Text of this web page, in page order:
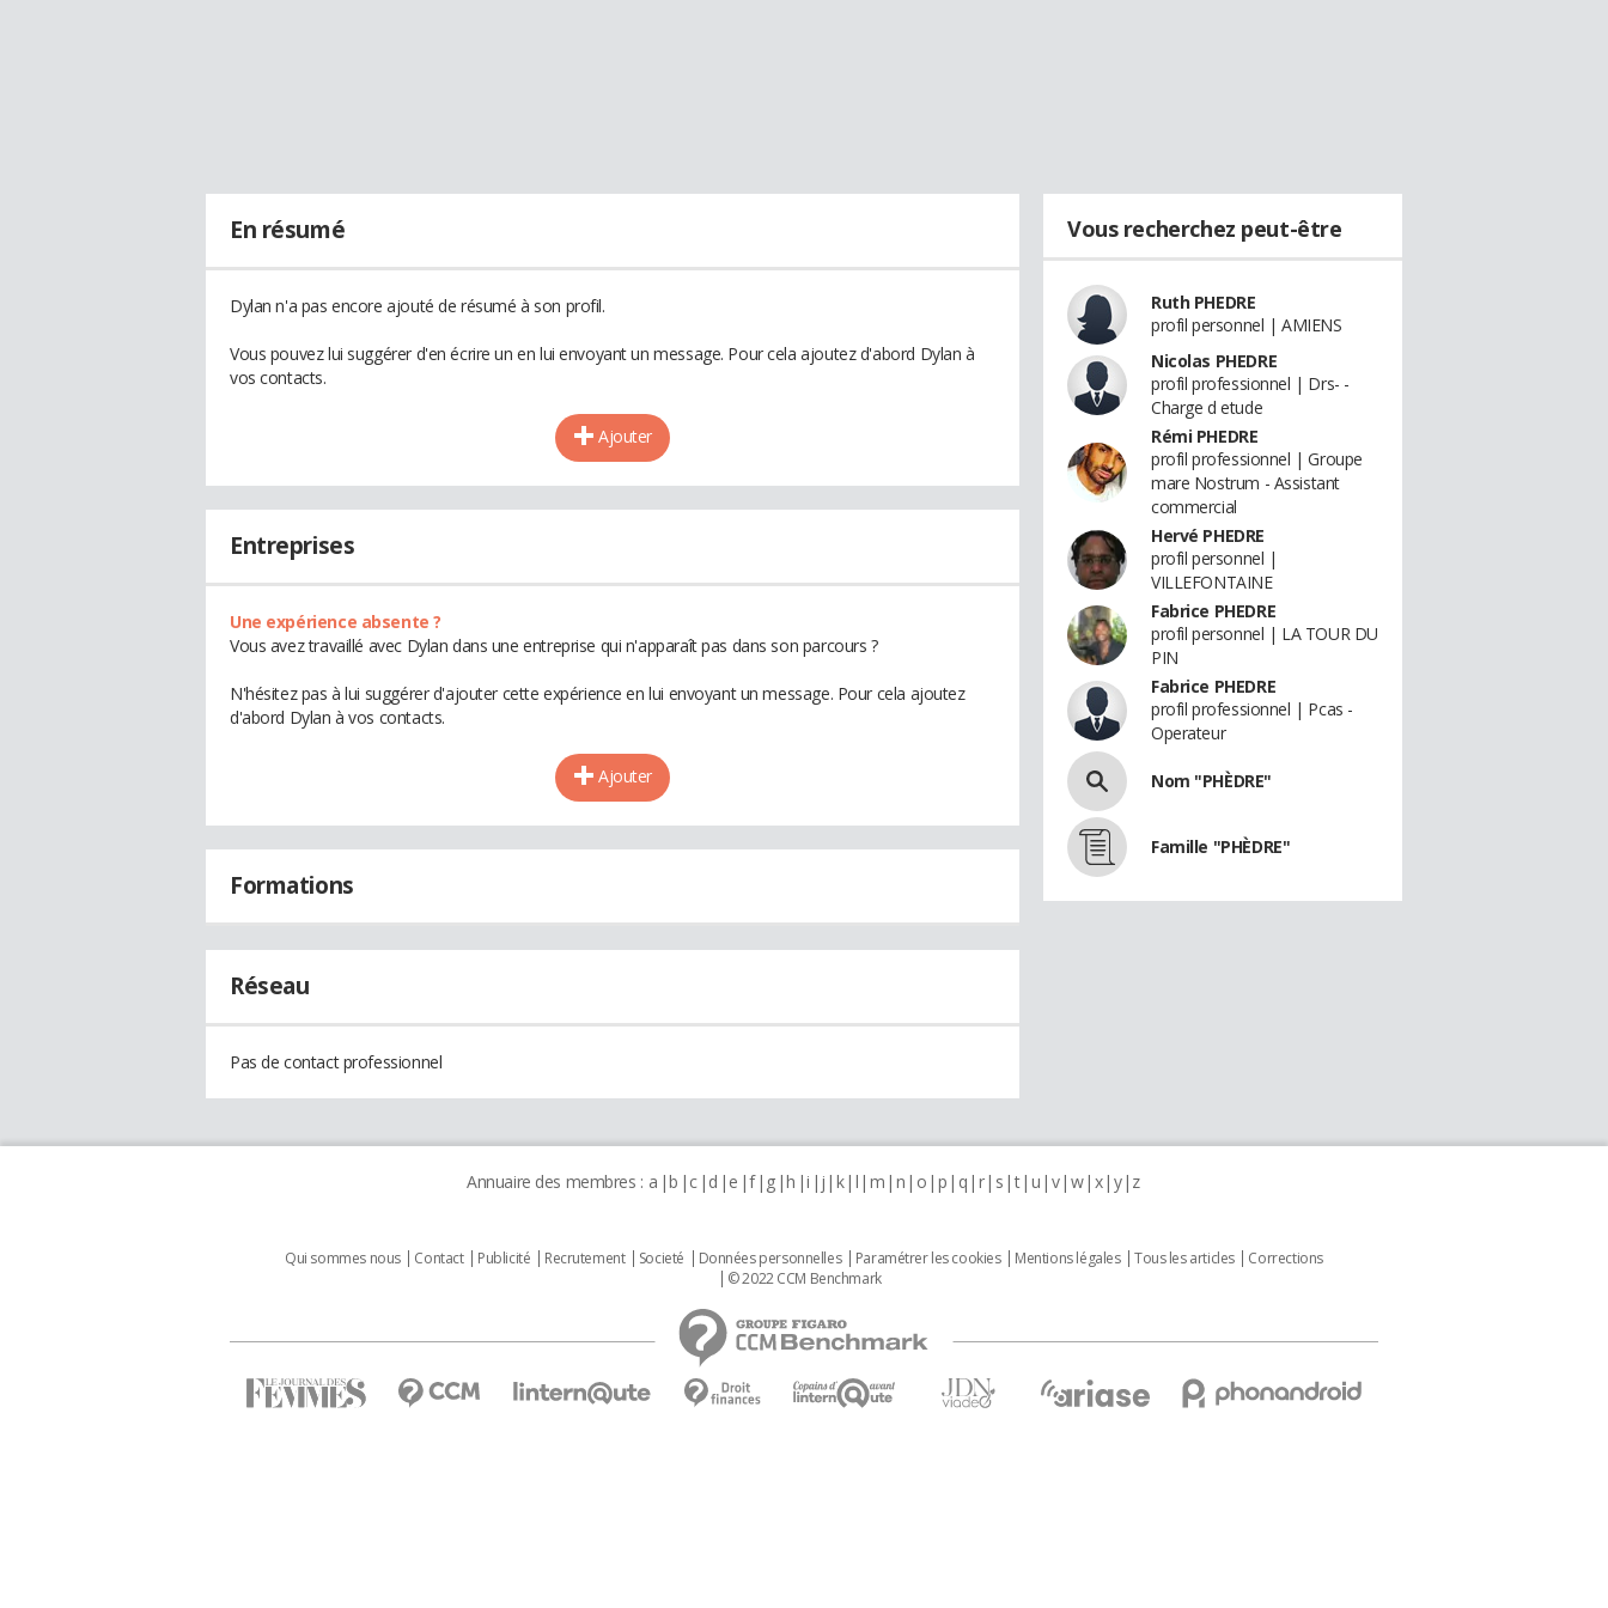
En résumé
Dylan n'a pas encore ajouté de résumé à son profil.
Vous pouvez lui suggérer d'en écrire un en lui envoyant un message. Pour cela ajoutez d'abord Dylan à
vos contacts.
Ajouter
Entreprises
Une expérience absente ?
Vous avez travaillé avec Dylan dans une entreprise qui n'apparaît pas dans son parcours ?
N'hésitez pas à lui suggérer d'ajouter cette expérience en lui envoyant un message. Pour cela ajoutez
d'abord Dylan à vos contacts.
Ajouter
Formations
Réseau
Pas de contact professionnel
Vous recherchez peut-être
Ruth PHEDRE
profil personnel | AMIENS
Nicolas PHEDRE
profil professionnel | Drs- -
Charge d etude
Rémi PHEDRE
profil professionnel | Groupe
mare Nostrum - Assistant
commercial
Hervé PHEDRE
profil personnel |
VILLEFONTAINE
Fabrice PHEDRE
profil personnel | LA TOUR DU
PIN
Fabrice PHEDRE
profil professionnel | Pcas -
Operateur
Nom "PHÈDRE"
Famille "PHÈDRE"
Annuaire des membres : a b c d e f g h i j k l m n o p q r s t u v w x y z
Qui sommes nous Contact Publicité Recrutement Societé Données personnelles Paramétrer les cookies Mentions légales Tous les articles
Corrections
© 2022 CCM Benchmark